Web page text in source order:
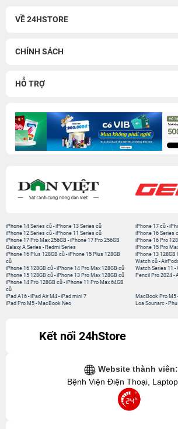
VỀ 24HSTORE
CHÍNH SÁCH
HỖ TRỢ
iPhone 14 Series cũ -iPhone 13 Series cũ
iPhone 12 Series cũ -iPhone 11 Series cũ
iPhone 17 Pro Max 256GB -iPhone 17 Pro 256GB
Galaxy A Series - Redmi Series
iPhone 17 cũ-
iPhone 16 Series
iPhone 16 Pro
iPhone 15 Pro
iPhone 16 Plus 128GB cũ -iPhone 15 Plus 128GB
cũ
iPhone 16 128GB cũ -iPhone 14 Pro Max 128GB cũ
iPhone 15 128GB cũ -iPhone 13 Pro Max 128GB cũ
iPhone 14 Pro 128GB cũ -iPhone 11 Pro Max 64GB
cũ
iPhone 13 128GB
Watch cũ-
Watch Series 11 -
Pencil Pro 2024-
iPad A16 -iPad Air M4 -iPad mini 7
iPad Pro M5 - MacBook Neo
MacBook Pro M5
Loa Sounarc-
Kết nối 24hStore
Website thành viên:
Bệnh Viện Điện Thoại,